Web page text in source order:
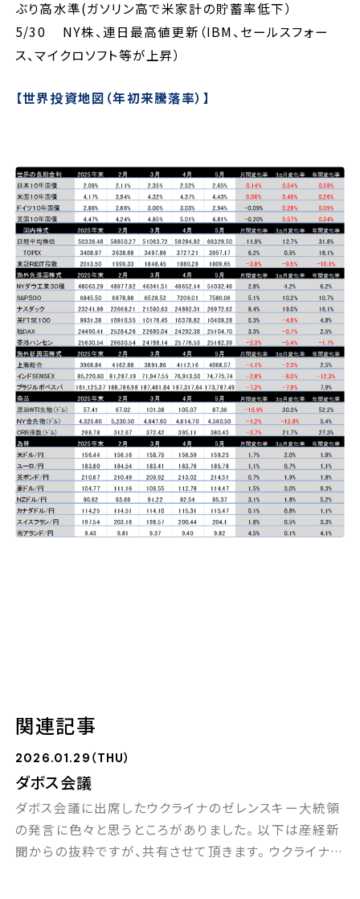
ぶり高水準(ガソリン高で米家計の貯蓄率低下）
5/30 NY株、連日最高値更新（IBM、セールスフォー
ス、マイクロソフト等が上昇）
【世界投資地図（年初来騰落率）】
関連記事
2026.01.29（THU）
ダボス会議
ダボス会議に出席したウクライナのゼレンスキー大統領
の発言に色々と思うところがありました。 以下は産経新
聞からの抜粋ですが、共有させて頂きます。 ウクライナの